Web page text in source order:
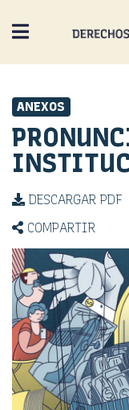
ANEXOS
DESCARGAR PDF
COMPARTIR